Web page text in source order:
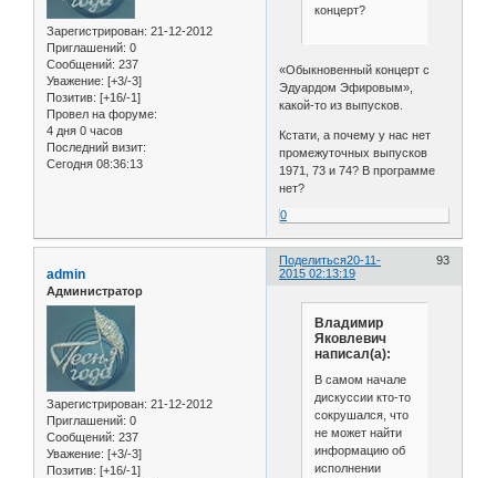
Зарегистрирован: 21-12-2012
Приглашений: 0
Сообщений: 237
Уважение: [+3/-3]
Позитив: [+16/-1]
Провел на форуме:
4 дня 0 часов
Последний визит:
Сегодня 08:36:13
концерт?
«Обыкновенный концерт с
Эдуардом Эфировым»,
какой-то из выпусков.
Кстати, а почему у нас нет
промежуточных выпусков
1971, 73 и 74? В программе
нет?
0
Поделиться 93
20-11-
2015 02:13:19
admin
Администратор
Зарегистрирован: 21-12-2012
Приглашений: 0
Сообщений: 237
Уважение: [+3/-3]
Позитив: [+16/-1]
Владимир
Яковлевич
написал(а):
В самом начале
дискуссии кто-то
сокрушался, что
не может найти
информацию об
исполнении